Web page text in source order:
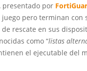
presentado por
pero terminan
rescate en sus
como “listas
el ejecutable del